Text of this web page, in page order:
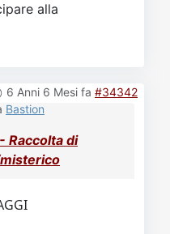
alla
6 Anni 6 Mesi fa #34342
Bastion
Raccolta di